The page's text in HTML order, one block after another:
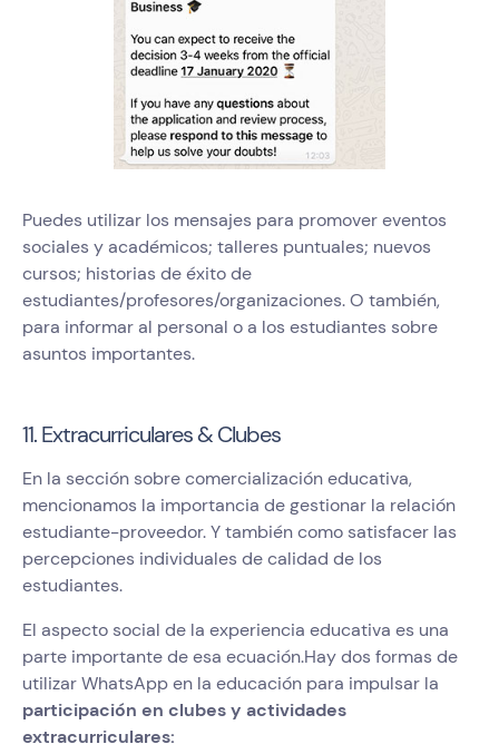
Puedes utilizar los mensajes para promover eventos
sociales y académicos; talleres puntuales; nuevos
cursos; historias de éxito de
estudiantes/profesores/organizaciones. O también,
para informar al personal o a los estudiantes sobre
asuntos importantes.
11. Extracurriculares & Clubes
En la sección sobre comercialización educativa,
mencionamos la importancia de gestionar la relación
estudiante-proveedor. Y también como satisfacer las
percepciones individuales de calidad de los
estudiantes.
El aspecto social de la experiencia educativa es una
parte importante de esa ecuación.Hay dos formas de
utilizar WhatsApp en la educación para impulsar la
participación en clubes y actividades
extracurriculares: